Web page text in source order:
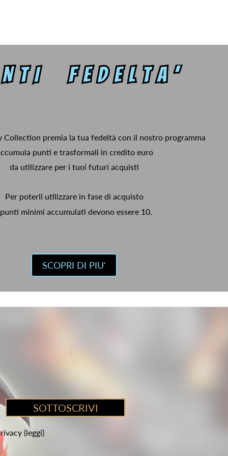
Collection premia la tua fedeltà con il nostro programma
punti e trasformali in credito euro
da utilizzare per i tuoi futuri acquisti
Per poterli utilizzare in fase di acquisto
minimi accumulati devono essere 10.
SCOPRI DI PIU'
(leggi)